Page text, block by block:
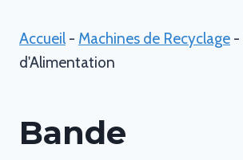
Accueil - Machines de Recyclage -
d'Alimentation
Bande